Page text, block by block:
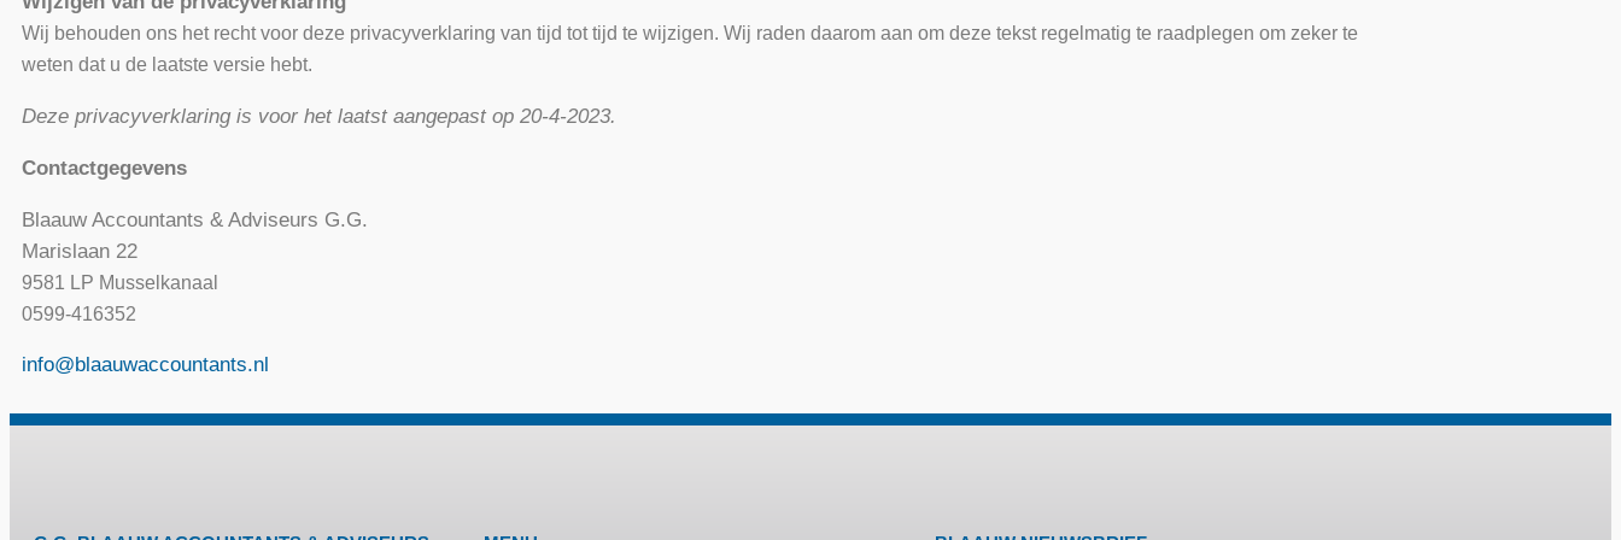
Wij behouden ons het recht voor deze privacyverklaring van tijd tot tijd te wijzigen. Wij raden daarom aan om deze tekst regelmatig te raadplegen om zeker te
weten dat u de laatste versie hebt.
Deze privacyverklaring is voor het laatst aangepast op 20-4-2023.
Contactgegevens
Blaauw Accountants & Adviseurs G.G.
Marislaan 22
9581 LP Musselkanaal
0599-416352
info@blaauwaccountants.nl